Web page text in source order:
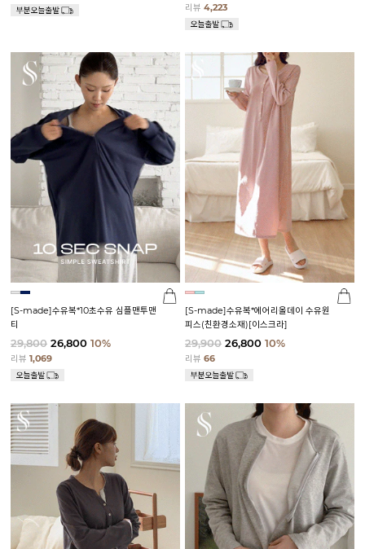
리뷰 4,223
[S-made]수유복*10초수유 심플맨투맨
티
29,800 26,800 10%
리뷰 1,069
[S-made]수유복*에어리올데이 수유원
피스(친환경소재)[이스크라]
29,900 26,800 10%
리뷰 66